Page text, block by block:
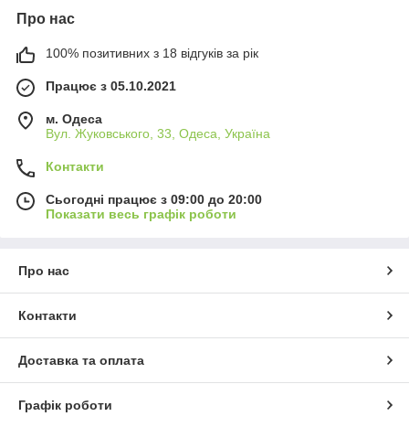
Про нас
100% позитивних з 18 відгуків за рік
Працює з 05.10.2021
м. Одеса
Вул. Жуковського, 33, Одеса, Україна
Контакти
Сьогодні працює з 09:00 до 20:00
Показати весь графік роботи
Про нас
Контакти
Доставка та оплата
Графік роботи